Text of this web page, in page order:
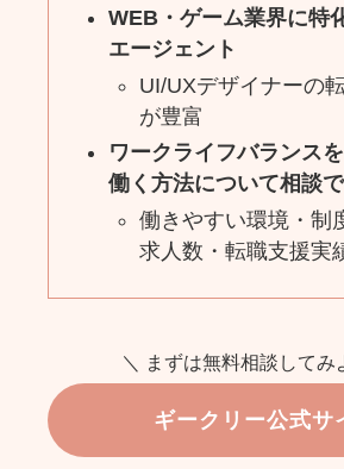
WEB・ゲーム業界に特
エージェント
UI/UXデザイナーの
が豊富
ワークライフバランス
働く方法について相談
働きやすい環境・制
求人数・転職支援実
＼ まずは無料相談してみ
ギークリー公式サ